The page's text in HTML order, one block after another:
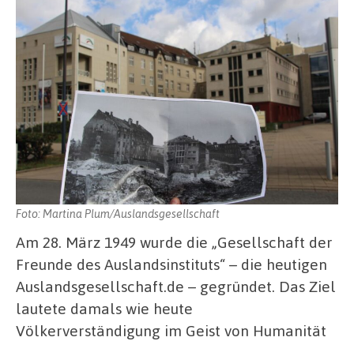
Foto: Martina Plum/Auslandsgesellschaft
Am 28. März 1949 wurde die „Gesellschaft der
Freunde des Auslandsinstituts“ – die heutigen
Auslandsgesellschaft.de – gegründet. Das Ziel
lautete damals wie heute
Völkerverständigung im Geist von Humanität